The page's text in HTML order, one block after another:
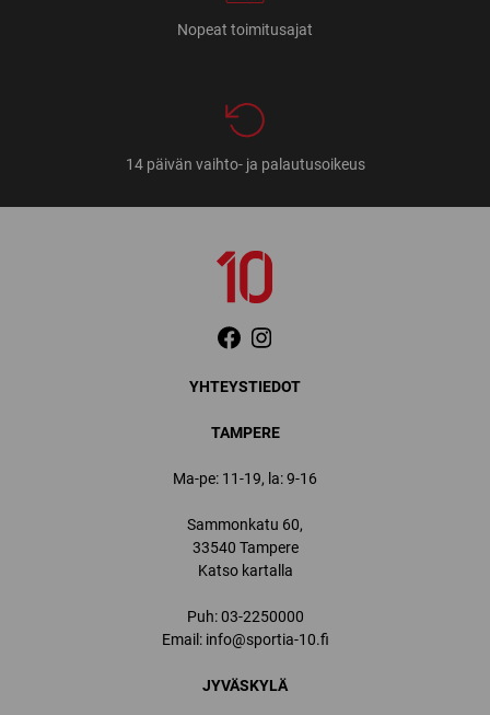
Nopeat toimitusajat
14 päivän vaihto- ja palautusoikeus
YHTEYSTIEDOT
TAMPERE
Ma-pe: 11-19, la: 9-16
Sammonkatu 60,
33540 Tampere
Katso kartalla
Puh:03-2250000
Email: info@sportia-10.fi
JYVÄSKYLÄ